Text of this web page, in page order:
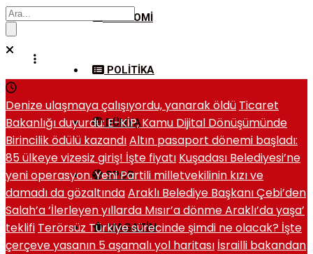
EKONOMI
POLITIKA
DÜNYA
SPOR
MAGAZIN
Denize ulaşmaya çalışıyordu, yanarak öldü Ticaret
Bakanlığı duyurdu: E-KİP, Kamu Dijital Dönüşümünde
Birincilik ödülü kazandıAltın pasaport dönemi başladı:
85 ülkeye vizesiz giriş! İşte fiyatı Kuşadası Belediyesi’ne
yeni operasyon. Yeni Partili milletvekilinin kızı ve
damadı da gözaltındaAraklı Belediye Başkanı Çebi’den
Salah’a ‘İlerleyen yıllarda Mısır’a dönme Araklı’da yaşa’
teklifi Terörsüz Türkiye sürecinde şimdi ne olacak? İşte
çerçeve yasanın 5 aşamalı yol haritası İsrailli bakandan